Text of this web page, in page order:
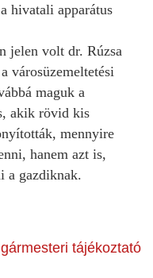
hivatali apparátus
jelen volt dr. Rúzsa
városüzemeltetési
maguk a
akik rövid kis
mennyire
hanem azt is,
a gazdiknak.
tájékoztató